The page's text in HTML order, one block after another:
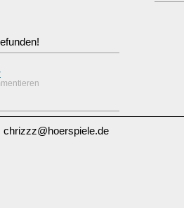
chrizzz@hoerspiele.de